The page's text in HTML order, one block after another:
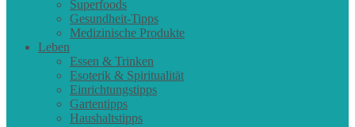
Superfoods
Gesundheit-Tipps
Medizinische Produkte
Leben
Essen & Trinken
Esoterik & Spiritualität
Einrichtungstipps
Gartentipps
Haushaltstipps